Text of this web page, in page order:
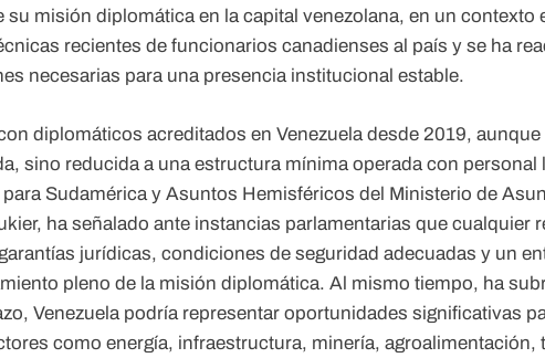
su misión diplomática en la capital venezolana, en un contexto
recientes de funcionarios canadienses al país y se ha
necesarias para una presencia institucional estable.
diplomáticos acreditados en Venezuela desde 2019,
sino reducida a una estructura mínima operada con personal
para Sudamérica y Asuntos Hemisféricos del Ministerio de
ha señalado ante instancias parlamentarias que cualquier
jurídicas, condiciones de seguridad adecuadas y un
pleno de la misión diplomática. Al mismo tiempo, ha
Venezuela podría representar oportunidades significativas
como energía, infraestructura, minería, agroalimentación,